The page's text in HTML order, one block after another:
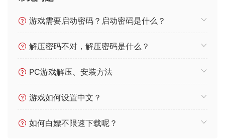
游戏需要启动密码？启动密码是什么？
解压密码不对，解压密码是什么？
PC游戏解压、安装方法
游戏如何设置中文？
如何白嫖不限速下载呢？